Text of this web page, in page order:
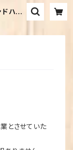
ハン
とさせていた